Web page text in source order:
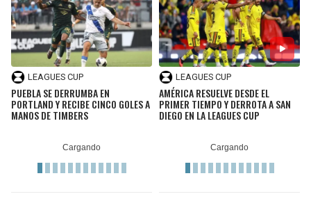
LEAGUES CUP
PUEBLA SE DERRUMBA EN
PORTLAND Y RECIBE CINCO GOLES A
MANOS DE TIMBERS
LEAGUES CUP
AMÉRICA RESUELVE DESDE EL
PRIMER TIEMPO Y DERROTA A SAN
DIEGO EN LA LEAGUES CUP